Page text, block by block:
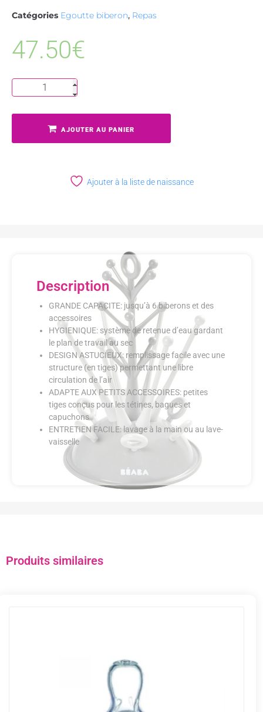
Catégories Egoutte biberon, Repas
47.50€
AJOUTER AU PANIER
Ajouter à la liste de naissance
Description
GRANDE CAPACITE: jusqu’à 6 biberons et des
accessoires
HYGIENIQUE: système de retenue d’eau gardant
le plan de travail au sec
DESIGN ASTUCIEUX: remplissage facile avec une
structure (en tiges) permettant une libre
circulation de l’air
ADAPTE AUX PETITS ACCESSOIRES: petites
tiges conçus pour les tétines, bagues et
capuchons
ENTRETIEN FACILE: lavage à la main ou au lave-
vaisselle
Produits similaires